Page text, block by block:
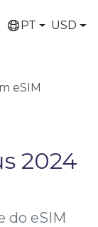
PT USD
eSIM
2024
do eSIM